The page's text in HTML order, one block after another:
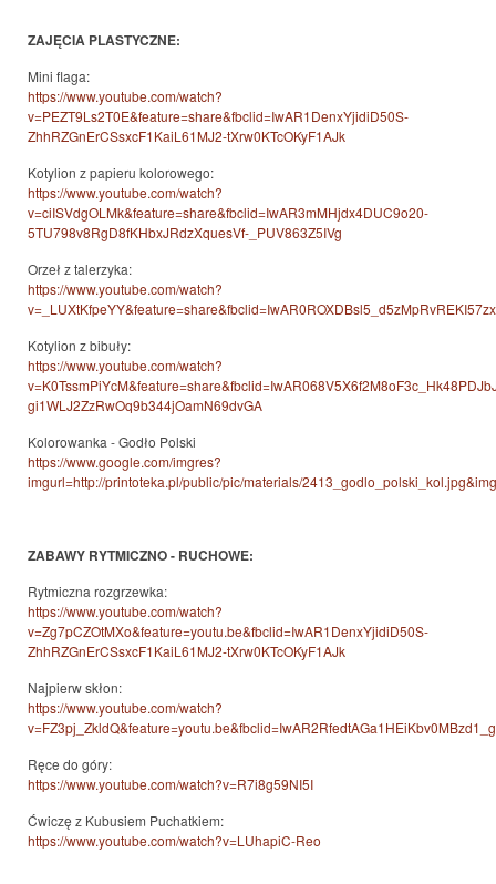
ZAJĘCIA PLASTYCZNE:
Mini flaga:
https://www.youtube.com/watch?
v=PEZT9Ls2T0E&feature=share&fbclid=IwAR1DenxYjidiD50S-
ZhhRZGnErCSsxcF1KaiL61MJ2-tXrw0KTcOKyF1AJk
Kotylion z papieru kolorowego:
https://www.youtube.com/watch?
v=ciISVdgOLMk&feature=share&fbclid=IwAR3mMHjdx4DUC9o20-
5TU798v8RgD8fKHbxJRdzXquesVf-_PUV863Z5IVg
Orzeł z talerzyka:
https://www.youtube.com/watch?
Kotylion z bibuły:
https://www.youtube.com/watch?
gi1WLJ2ZzRwOq9b344jOamN69dvGA
Kolorowanka - Godło Polski
https://www.google.com/imgres?
imgurl=http://printoteka.pl/public/pic/materials/
ZABAWY RYTMICZNO - RUCHOWE:
Rytmiczna rozgrzewka:
https://www.youtube.com/watch?
v=Zg7pCZOtMXo&feature=youtu.be&fbclid=IwAR1DenxYjidiD50S-
ZhhRZGnErCSsxcF1KaiL61MJ2-tXrw0KTcOKyF1AJk
Najpierw skłon:
https://www.youtube.com/watch?
Ręce do góry:
https://www.youtube.com/watch?v=R7i8g59NI5I
Ćwiczę z Kubusiem Puchatkiem:
https://www.youtube.com/watch?v=LUhapiC-Reo